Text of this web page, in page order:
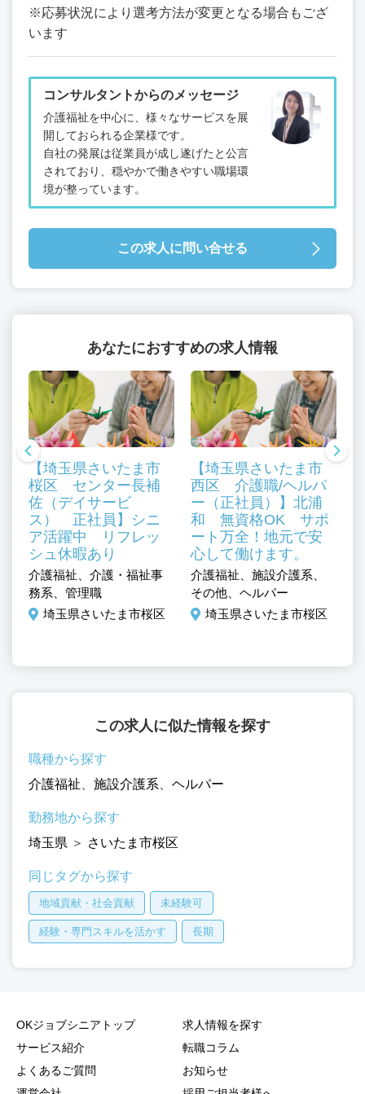
※応募状況により選考方法が変更となる場合もござ
います
コンサルタントからのメッセージ
介護福祉を中心に、様々なサービスを展
開しておられる企業様です。
自社の発展は従業員が成し遂げたと公言
されており、穏やかで働きやすい職場環
境が整っています。
この求人に問い合せる
あなたにおすすめの求人情報
【埼玉県さいたま市
桜区 センター長補
佐（デイサービ
ス） 正社員】シニ
ア活躍中 リフレッ
シュ休暇あり
介護福祉、介護・福祉事
務系、管理職
埼玉県さいたま市桜区
【埼玉県さいたま市
西区 介護職/ヘルパ
ー（正社員）】北浦
和 無資格OK サポ
ート万全！地元で安
心して働けます。
介護福祉、施設介護系、
その他、ヘルパー
埼玉県さいたま市桜区
この求人に似た情報を探す
職種から探す
介護福祉
施設介護系 ヘルパー
勤務地から探す
埼玉県 ＞ さいたま市桜区
同じタグから探す
地域貢献・社会貢献 未経験可
経験・専門スキルを活かす 長期
OKジョブシニアトップ
サービス紹介
よくあるご質問
求人情報を探す
転職コラム
お知らせ